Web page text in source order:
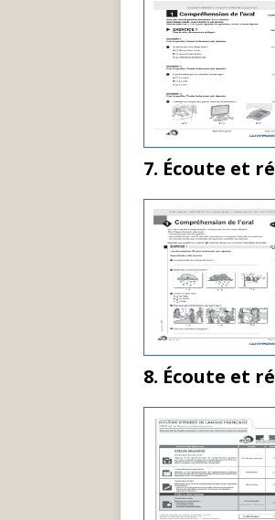
7. Écoute et
8. Écoute et